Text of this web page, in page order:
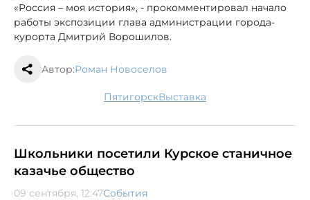
«Россия – моя история», - прокомментировал начало
работы экспозиции глава администрации города-
курорта Дмитрий Ворошилов.
Автор:Роман Новоселов
Пятигорск выставка
Школьники посетили Курское станичное
казачье общество
09 сентября, 12:47События